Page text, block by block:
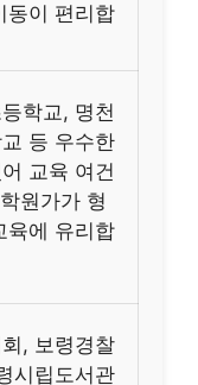
동이 편리합
학교, 명천
등 우수한
교육 여건
원가가 형
육에 유리합
, 보령경찰
시립도서관